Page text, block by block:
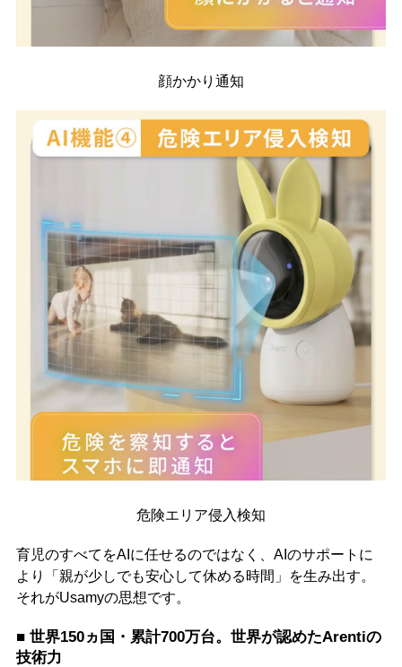
顔かかり通知
危険エリア侵入検知
育児のすべてをAIに任せるのではなく、AIのサポートに
より「親が少しでも安心して休める時間」を生み出す。
それがUsamyの思想です。
■ 世界150ヵ国・累計700万台。世界が認めたArentiの
技術力